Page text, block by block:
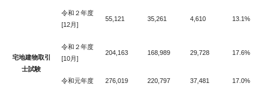
宅地建物取引
士試験
令和２年度
[12月]
55,121 35,261 4,610 13.1%
令和２年度
[10月]
204,163 168,989 29,728 17.6%
令和元年度 276,019 220,797 37,481 17.0%